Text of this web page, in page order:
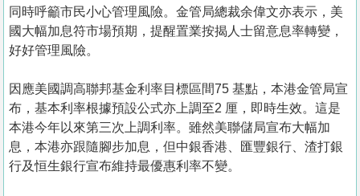
同時呼籲市民小心管理風險。金管局總裁余偉文亦表示，美
國大幅加息符市場預期，提醒置業按揭人士留意息率轉變，
好好管理風險。
因應美國調高聯邦基金利率目標區間75 基點，本港金管局宣
布，基本利率根據預設公式亦上調至2 厘，即時生效。這是
本港今年以來第三次上調利率。雖然美聯儲局宣布大幅加
息，本港亦跟隨腳步加息，但中銀香港、匯豐銀行、渣打銀
行及恒生銀行宣布維持最優惠利率不變。